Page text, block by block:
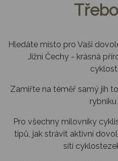
Hledáte místo pro Vaši
Jižní Čechy - krásná
Zamiřte na téměř samý jih
Pro všechny milovníky
tipů, jak strávit aktivní
sítí